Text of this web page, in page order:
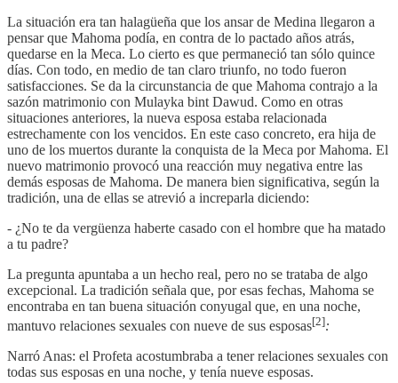
La situación era tan halagüeña que los ansar de Medina llegaron a
pensar que Mahoma podía, en contra de lo pactado años atrás,
quedarse en la Meca. Lo cierto es que permaneció tan sólo quince
días. Con todo, en medio de tan claro triunfo, no todo fueron
satisfacciones. Se da la circunstancia de que Mahoma contrajo a la
sazón matrimonio con Mulayka bint Dawud. Como en otras
situaciones anteriores, la nueva esposa estaba relacionada
estrechamente con los vencidos. En este caso concreto, era hija de
uno de los muertos durante la conquista de la Meca por Mahoma. El
nuevo matrimonio provocó una reacción muy negativa entre las
demás esposas de Mahoma. De manera bien significativa, según la
tradición, una de ellas se atrevió a increparla diciendo:
- ¿No te da vergüenza haberte casado con el hombre que ha matado
a tu padre?
La pregunta apuntaba a un hecho real, pero no se trataba de algo
excepcional. La tradición señala que, por esas fechas, Mahoma se
encontraba en tan buena situación conyugal que, en una noche,
mantuvo relaciones sexuales con nueve de sus esposas[2]:
Narró Anas: el Profeta acostumbraba a tener relaciones sexuales con
todas sus esposas en una noche, y tenía nueve esposas.